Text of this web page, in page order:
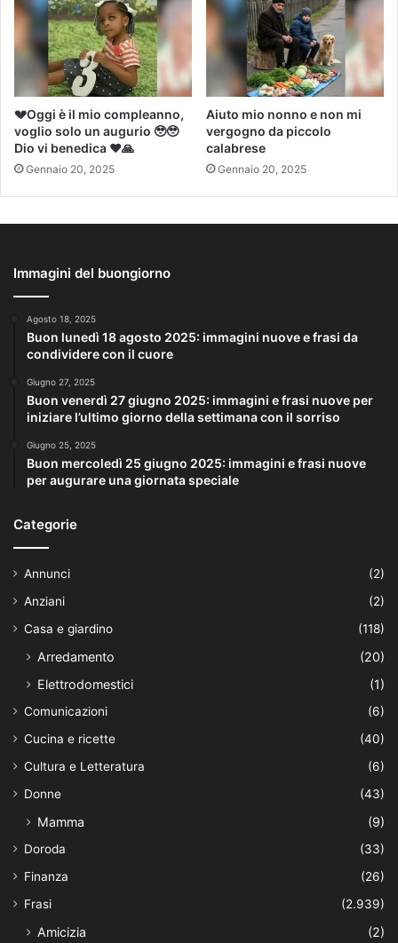
💔Oggi è il mio compleanno,
voglio solo un augurio 🥹🥹
Dio vi benedica ❤️🙏
Gennaio 20, 2025
Aiuto mio nonno e non mi
vergogno da piccolo
calabrese
Gennaio 20, 2025
Immagini del buongiorno
Agosto 18, 2025
Buon lunedì 18 agosto 2025: immagini nuove e frasi da
condividere con il cuore
Giugno 27, 2025
Buon venerdì 27 giugno 2025: immagini e frasi nuove per
iniziare l’ultimo giorno della settimana con il sorriso
Giugno 25, 2025
Buon mercoledì 25 giugno 2025: immagini e frasi nuove
per augurare una giornata speciale
Categorie
Annunci
(2)
Anziani
(2)
Casa e giardino
(118)
Arredamento
(20)
Elettrodomestici
(1)
Comunicazioni
(6)
Cucina e ricette
(40)
Cultura e Letteratura
(6)
Donne
(43)
Mamma (9)
Doroda
(33)
Finanza
(26)
Frasi
(2.939)
Amicizia
(2)